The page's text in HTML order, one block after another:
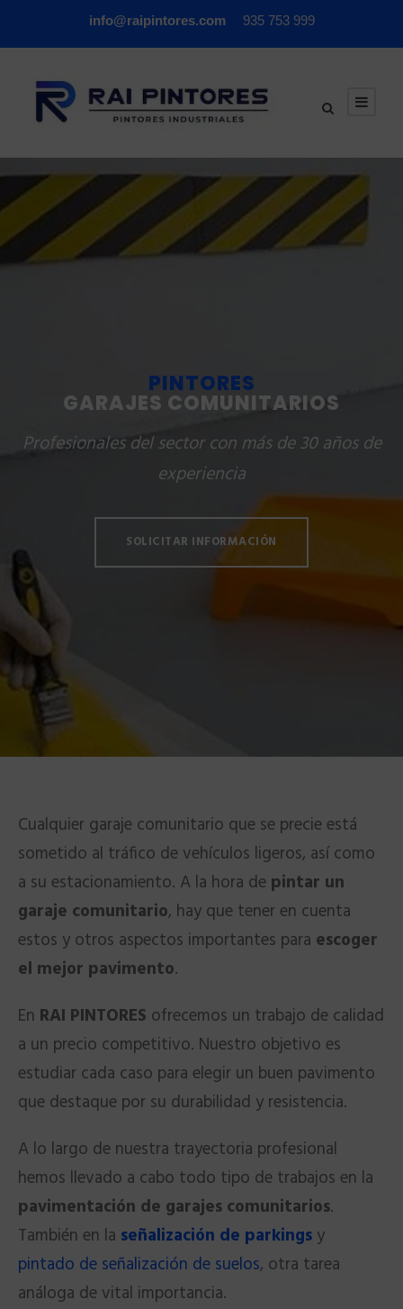
info@raipintores.com 935 753 999
PINTORES
GARAJES COMUNITARIOS
Profesionales del sector con más de 30 años de
experiencia
SOLICITAR INFORMACIÓN
Cualquier garaje comunitario que se precie está
sometido al tráfico de vehículos ligeros, así como
a su estacionamiento. A la hora de pintar un
garaje comunitario, hay que tener en cuenta
estos y otros aspectos importantes para escoger
el mejor pavimento.
En RAI PINTORES ofrecemos un trabajo de calidad
a un precio competitivo. Nuestro objetivo es
estudiar cada caso para elegir un buen pavimento
que destaque por su durabilidad y resistencia.
A lo largo de nuestra trayectoria profesional
hemos llevado a cabo todo tipo de trabajos en la
pavimentación de garajes comunitarios.
También en la señalización de parkings y
pintado de señalización de suelos, otra tarea
análoga de vital importancia.